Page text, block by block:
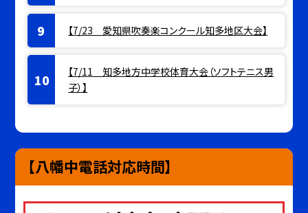
【7/23 愛知県吹奏楽コンクール知多地区大会】
【7/11 知多地方中学校体育大会（ソフトテニス男
子）】
【八幡中電話対応時間】